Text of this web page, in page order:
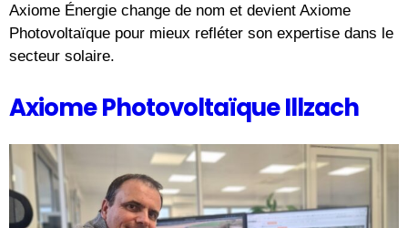
Axiome Énergie change de nom et devient Axiome
Photovoltaïque pour mieux refléter son expertise dans le
secteur solaire.
Axiome Photovoltaïque Illzach